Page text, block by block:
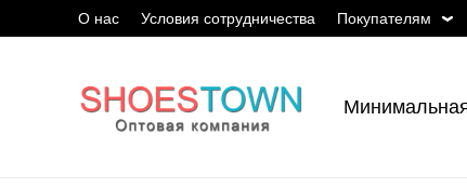
О нас Условия сотрудничества Покупателям